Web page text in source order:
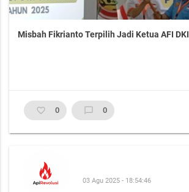
Misbah Fikrianto Terpilih Jadi Ketua AFI DKI
favorite_border 0 chat_bubble_outline 0
03 Agu 2025 - 18:54:46